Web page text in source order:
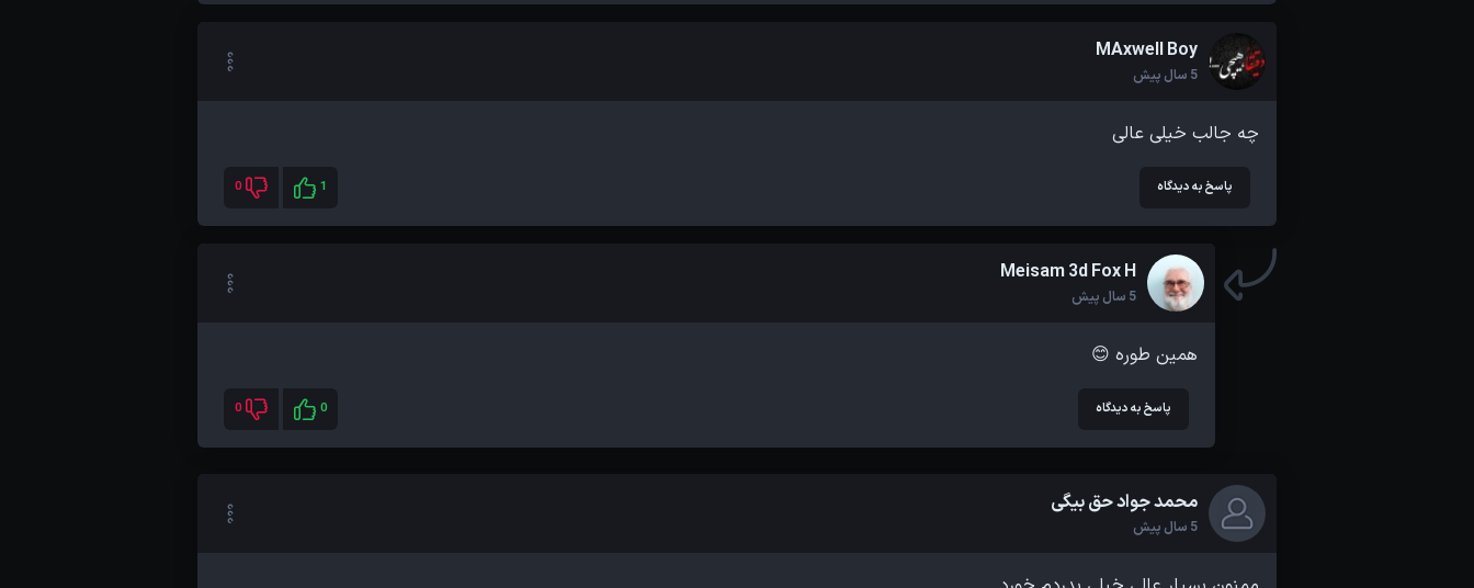
MAxwell Boy
5 سال پیش
چه جالب خیلی عالی
پاسخ به دیدگاه 1
0
Meisam 3d Fox H
5 سال پیش
همین طوره 😊
پاسخ به دیدگاه 0
0
محمد جواد حق بیگی
5 سال پیش